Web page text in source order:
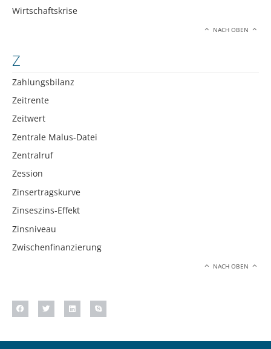
Wirtschaftskrise
NACH OBEN
Z
Zahlungsbilanz
Zeitrente
Zeitwert
Zentrale Malus-Datei
Zentralruf
Zession
Zinsertragskurve
Zinseszins-Effekt
Zinsniveau
Zwischenfinanzierung
NACH OBEN